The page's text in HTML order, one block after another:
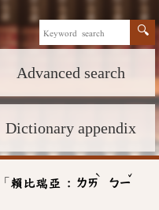
Advanced search
Dictionary appendix
「 賴比瑞亞 : ㄌㄞ
ˋ
ㄅㄧ
ˇ